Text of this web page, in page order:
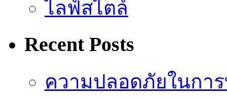
ไลฟ์สไตล์
Recent Posts
ความปลอดภัยในกา